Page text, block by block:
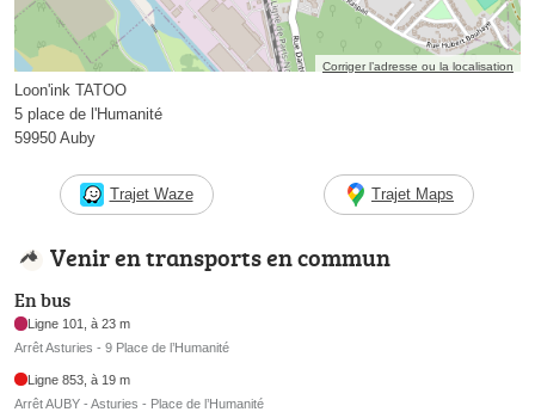
Corriger l’adresse ou la localisation
Loon'ink TATOO
5 place de l'Humanité
59950 Auby
Trajet Waze Trajet Maps
Venir en transports en commun
En bus
Ligne 101, à 23 m
Arrêt Asturies - 9 Place de l’Humanité
Ligne 853, à 19 m
Arrêt AUBY - Asturies - Place de l’Humanité